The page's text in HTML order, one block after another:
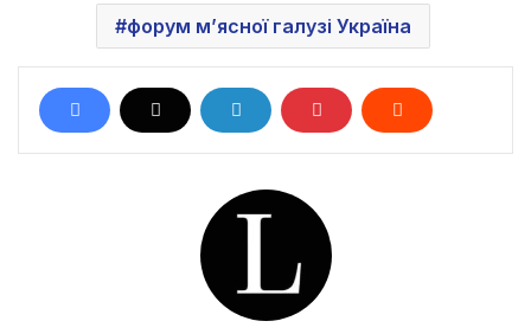
форум м’ясної галузі Україна